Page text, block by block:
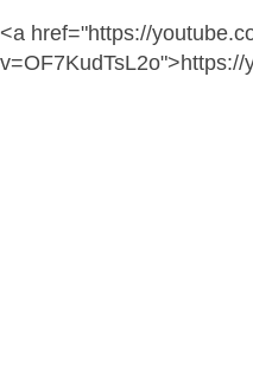
<a href="https://